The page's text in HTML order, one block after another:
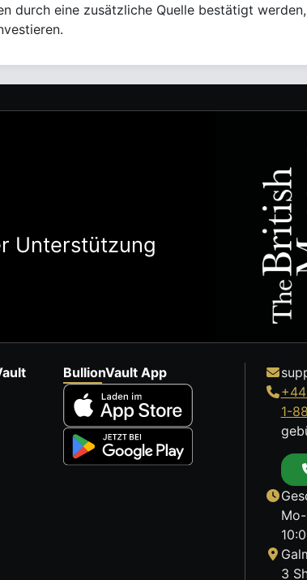
durch eine zusätzliche Quelle bestätigt
Unterstützung
BullionVault App
1-
3